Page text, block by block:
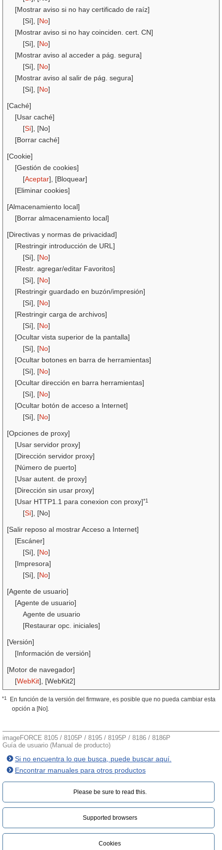
[Mostrar aviso si no hay certificado de raíz]
[Sí], [No]
[Mostrar aviso si no hay coinciden. cert. CN]
[Sí], [No]
[Mostrar aviso al acceder a pág. segura]
[Sí], [No]
[Mostrar aviso al salir de pág. segura]
[Sí], [No]
[Caché]
[Usar caché]
[Sí], [No]
[Borrar caché]
[Cookie]
[Gestión de cookies]
[Aceptar], [Bloquear]
[Eliminar cookies]
[Almacenamiento local]
[Borrar almacenamiento local]
[Directivas y normas de privacidad]
[Restringir introducción de URL]
[Sí], [No]
[Restr. agregar/editar Favoritos]
[Sí], [No]
[Restringir guardado en buzón/impresión]
[Sí], [No]
[Restringir carga de archivos]
[Sí], [No]
[Ocultar vista superior de la pantalla]
[Sí], [No]
[Ocultar botones en barra de herramientas]
[Sí], [No]
[Ocultar dirección en barra herramientas]
[Sí], [No]
[Ocultar botón de acceso a Internet]
[Sí], [No]
[Opciones de proxy]
[Usar servidor proxy]
[Dirección servidor proxy]
[Número de puerto]
[Usar autent. de proxy]
[Dirección sin usar proxy]
[Usar HTTP1.1 para conexion con proxy]*1
[Sí], [No]
[Salir reposo al mostrar Acceso a Internet]
[Escáner]
[Sí], [No]
[Impresora]
[Sí], [No]
[Agente de usuario]
[Agente de usuario]
Agente de usuario
[Restaurar opc. iniciales]
[Versión]
[Información de versión]
[Motor de navegador]
[WebKit], [WebKit2]
*1
En función de la versión del firmware, es posible que no pueda cambiar esta
opción a [No].
imageFORCE 8105 / 8105P / 8195 / 8195P / 8186 / 8186P
Guía de usuario (Manual de producto)
Si no encuentra lo que busca, puede buscar aquí.
Encontrar manuales para otros productos
Please be sure to read this.‎
Supported browsers
Cookies